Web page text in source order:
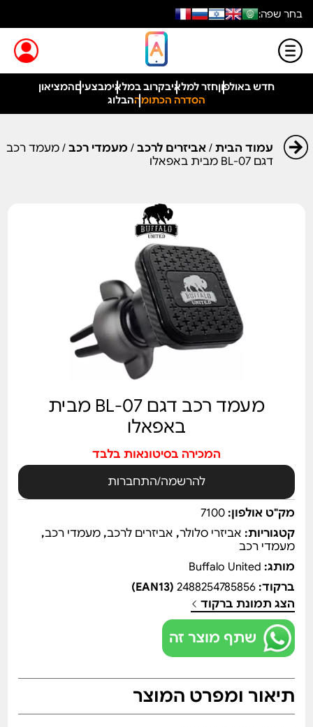
בחר שפה:
חדש באולפוןחזר למלאיבקרוב במלאימבצעיםהמציאון
הסדרה הכתומההבלוג
עמוד הבית/ אביזרים לרכב/ מעמדי רכב/ מעמד רכב
דגם BL-07 מבית באפאלו
מעמד רכב דגם BL-07 מבית
באפאלו
המכירה בסיטונאות בלבד
להרשמה/התחברות
מק"ט אולפון:7100
קטגוריות: אביזרי סלולר, אביזרים לרכב,מעמדי רכב,
מעמדי רכב
מותג: Buffalo United
ברקוד:2488254785856
(EAN13)
הצג תמונת ברקוד
שתף מוצר זה
תיאור ומפרט המוצר